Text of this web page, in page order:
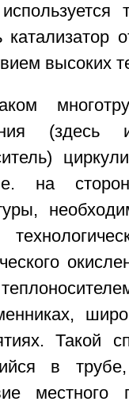
катализатор
высоких
на
Такой
в
местного